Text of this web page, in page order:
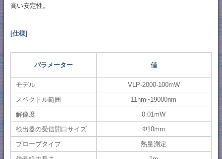
高い安定性。
[仕様]
パラメーター 値
モデル
VLP-2000-100mW
スペクトル範囲
11nm~19000nm
解像度
0.01mW
検出器の受信開口サイズ
Φ10mm
プローブタイプ
熱量測定